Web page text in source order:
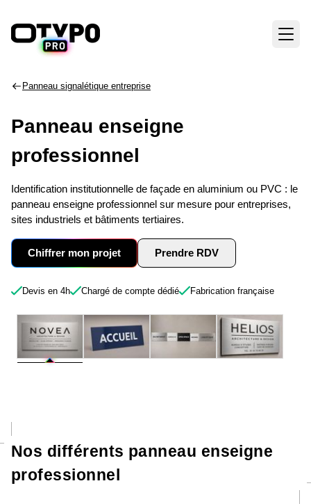
Panneau signalétique entreprise
Panneau enseigne
professionnel
Identification institutionnelle de façade en aluminium ou PVC : le
panneau enseigne professionnel sur mesure pour entreprises,
sites industriels et bâtiments tertiaires.
Chiffrer mon projet Prendre RDV
Devis en 4h Chargé de compte dédié Fabrication française
Nos différents panneau enseigne
professionnel